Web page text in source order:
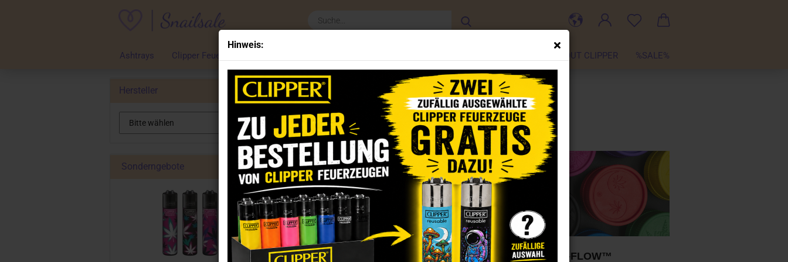
Hinweis:
Ashtrays Clipper Feuerzeuge ABOUT CLIPPER %SALE%
Startseite » » Hemp - Grinder
HEMP - GRINDER
3D-DESIGN HEMP - GRINDER VON FIRE-FLOW™
Hersteller
Sonderngebote